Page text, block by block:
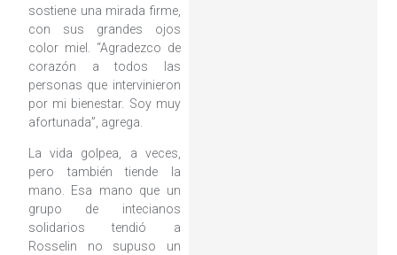
sostiene una mirada firme,
con sus grandes ojos
color miel. “Agradezco de
corazón a todos las
personas que intervinieron
por mi bienestar. Soy muy
afortunada”, agrega.
La vida golpea, a veces,
pero también tiende la
mano. Esa mano que un
grupo de intecianos
solidarios tendió a
Rosselin no supuso un